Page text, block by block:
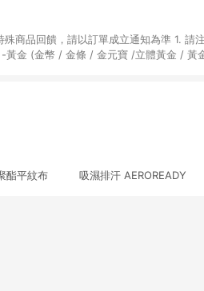
以訂單成立通知為準 1. 請注意以下品類商品
金 (金幣 / 金條 / 金元寶 /立體黃金 / 黃
示「商店」及顯示商店名稱者(指定活動
平紋布 吸濕排汗